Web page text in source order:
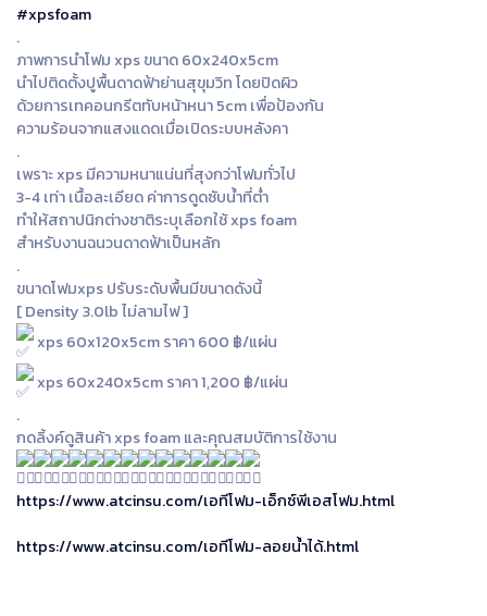
#xpsfoam
.
ภาพการนำโฟม xps ขนาด 60x240x5cm
นำไปติดตั้งปูพื้นดาดฟ้าย่านสุขุมวิท โดยปิดผิว
ด้วยการเทคอนกรีตทับหน้าหนา 5cm เพื่อป้องกัน
ความร้อนจากแสงแดดเมื่อเปิดระบบหลังคา
.
เพราะ xps มีความหนาแน่นที่สุงกว่าโฟมทั่วไป
3-4 เท่า เนื้อละเอียด ค่าการดูดซับน้ำที่ต่ำ
ทำให้สถาปนิกต่างชาติระบุเลือกใช้ xps foam
สำหรับงานฉนวนดาดฟ้าเป็นหลัก
.
ขนาดโฟมxps ปรับระดับพื้นมีขนาดดังนี้
[ Density 3.0lb ไม่ลามไฟ ]
xps 60x120x5cm ราคา 600 ฿/แผ่น
xps 60x240x5cm ราคา 1,200 ฿/แผ่น
.
กดลิ้งค์ดูสินค้า xps foam และคุณสมบัติการใช้งาน
https://www.atcinsu.com/เอทีโฟม-เอ็กซ์พีเอสโฟม.html
https://www.atcinsu.com/เอทีโฟม-ลอยน้ำได้.html